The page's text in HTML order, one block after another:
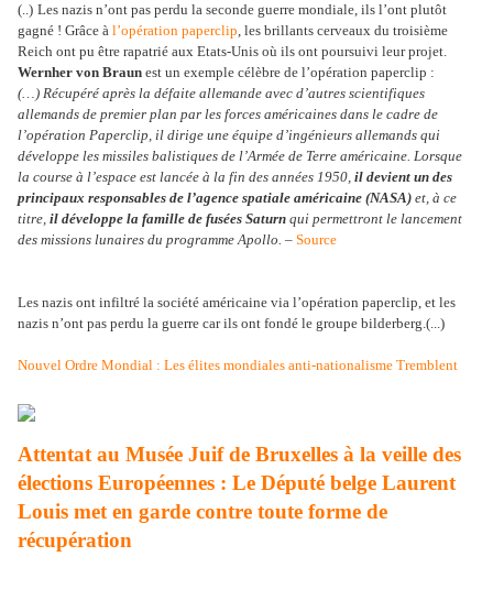
(..) Les nazis n’ont pas perdu la seconde guerre mondiale, ils l’ont plutôt
gagné ! Grâce à l’opération paperclip, les brillants cerveaux du troisième
Reich ont pu être rapatrié aux Etats-Unis où ils ont poursuivi leur projet.
Wernher von Braun est un exemple célèbre de l’opération paperclip :
(…) Récupéré après la défaite allemande avec d’autres scientifiques
allemands de premier plan par les forces américaines dans le cadre de
l’opération Paperclip, il dirige une équipe d’ingénieurs allemands qui
développe les missiles balistiques de l’Armée de Terre américaine. Lorsque
la course à l’espace est lancée à la fin des années 1950, il devient un des
principaux responsables de l’agence spatiale américaine (NASA) et, à ce
titre, il développe la famille de fusées Saturn qui permettront le lancement
des missions lunaires du programme Apollo. – Source
Les nazis ont infiltré la société américaine via l’opération paperclip, et les
nazis n’ont pas perdu la guerre car ils ont fondé le groupe bilderberg.(...)
Nouvel Ordre Mondial : Les élites mondiales anti-nationalisme Tremblent
Attentat au Musée Juif de Bruxelles à la veille des
élections Européennes : Le Député belge Laurent
Louis met en garde contre toute forme de
récupération